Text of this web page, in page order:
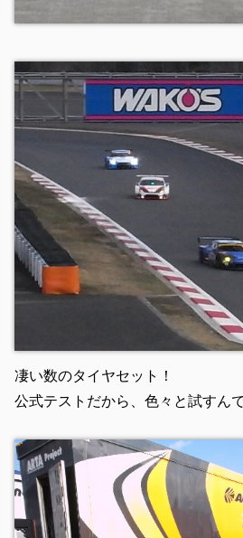
凄い数のタイヤセット！
公式テストだから、色々と試すん